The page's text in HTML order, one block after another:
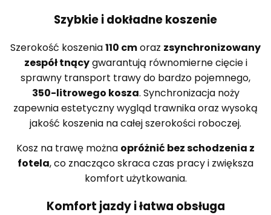
Szybkie i dokładne koszenie
Szerokość koszenia110 cmoraz zsynchronizowany
zespół tnącygwarantują równomierne cięcie i
sprawny transport trawy do bardzo pojemnego,
350-litrowego kosza. Synchronizacja noży
zapewnia estetyczny wygląd trawnika oraz wysoką
jakość koszenia na całej szerokości roboczej.
Kosz na trawę można opróżnić bez schodzenia z
fotela, co znacząco skraca czas pracy i zwiększa
komfort użytkowania.
Komfort jazdy i łatwa obsługa